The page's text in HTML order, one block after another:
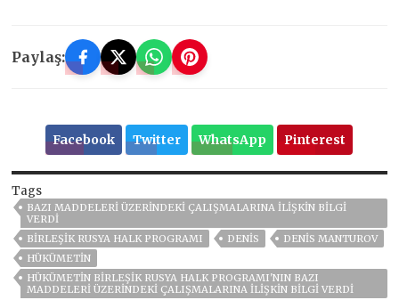
Paylaş:
Facebook Twitter WhatsApp Pinterest
Tags
BAZI MADDELERI ÜZERINDEKI ÇALIŞMALARINA ILIŞKIN BILGI
VERDI
BIRLEŞIK RUSYA HALK PROGRAMI
DENIS
DENIS MANTUROV
HÜKÜMETİN
HÜKÜMETIN BIRLEŞIK RUSYA HALK PROGRAMI'NIN BAZI
MADDELERI ÜZERINDEKI ÇALIŞMALARINA ILIŞKIN BILGI VERDI